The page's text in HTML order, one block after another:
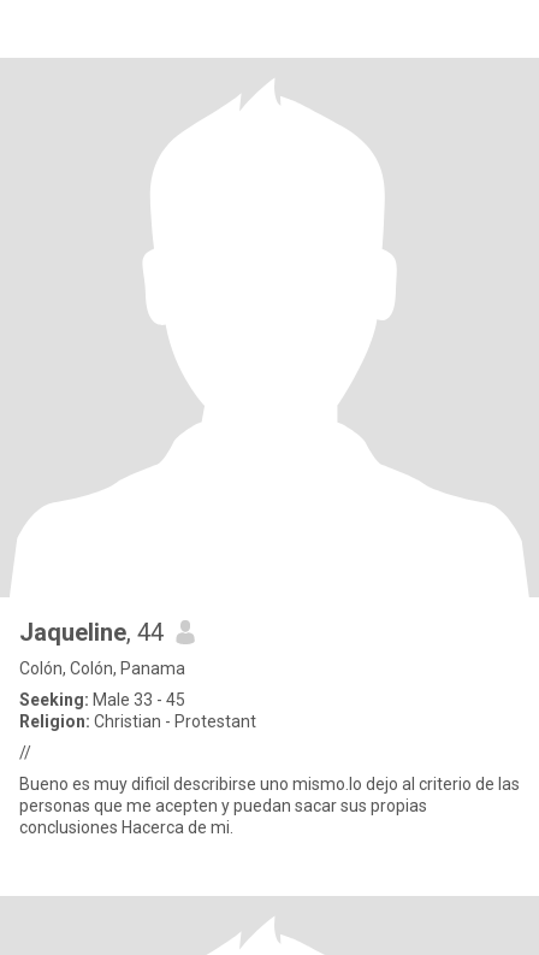
Jaqueline, 44
Colón, Colón, Panama
Seeking: Male 33 - 45
Religion: Christian - Protestant
//
Bueno es muy dificil describirse uno mismo.lo dejo al criterio de las
personas que me acepten y puedan sacar sus propias
conclusiones Hacerca de mi.